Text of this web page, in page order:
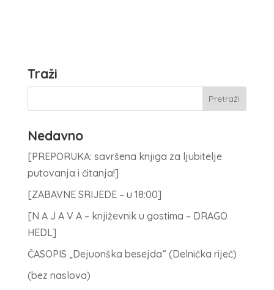
Traži
Nedavno
[PREPORUKA: savršena knjiga za ljubitelje
putovanja i čitanja!]
[ZABAVNE SRIJEDE – u 18:00]
[N A J A V A – književnik u gostima – DRAGO
HEDL]
ČASOPIS „Dejuonška besejda“ (Delnička riječ)
(bez naslova)